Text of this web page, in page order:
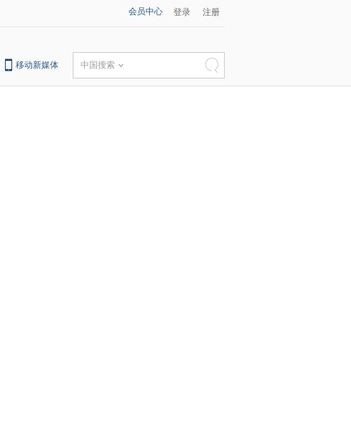
会员中心 登录 注册
移动新媒体 中国搜索